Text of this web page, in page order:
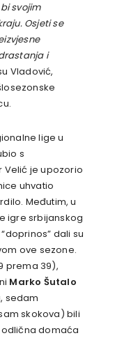
svojim
Osjeti se
i
Vladović,
lige u
s
Velić je upozorio
uhvatio
Međutim, u
igre srbijanskog
dali su
ove sezone.
prema 39),
Marko Šutalo
sedam
skokova) bili
domaća